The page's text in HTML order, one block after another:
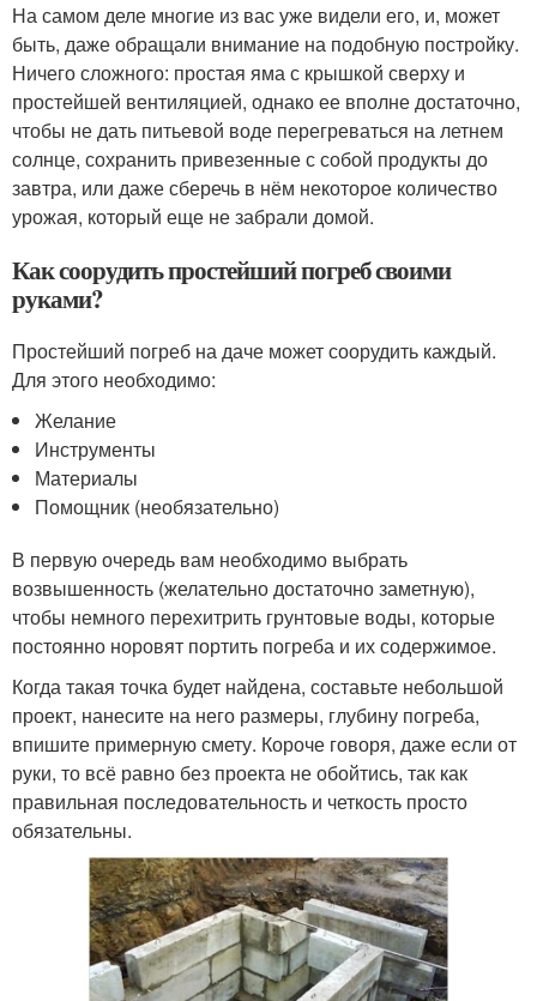
На самом деле многие из вас уже видели его, и, может
быть, даже обращали внимание на подобную постройку.
Ничего сложного: простая яма с крышкой сверху и
простейшей вентиляцией, однако ее вполне достаточно,
чтобы не дать питьевой воде перегреваться на летнем
солнце, сохранить привезенные с собой продукты до
завтра, или даже сберечь в нём некоторое количество
урожая, который еще не забрали домой.
Как соорудить простейший погреб своими
руками?
Простейший погреб на даче может соорудить каждый.
Для этого необходимо:
Желание
Инструменты
Материалы
Помощник (необязательно)
В первую очередь вам необходимо выбрать
возвышенность (желательно достаточно заметную),
чтобы немного перехитрить грунтовые воды, которые
постоянно норовят портить погреба и их содержимое.
Когда такая точка будет найдена, составьте небольшой
проект, нанесите на него размеры, глубину погреба,
впишите примерную смету. Короче говоря, даже если от
руки, то всё равно без проекта не обойтись, так как
правильная последовательность и четкость просто
обязательны.